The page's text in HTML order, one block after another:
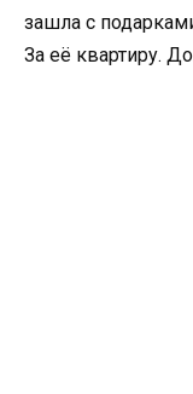
зашла с
За её квартиру.